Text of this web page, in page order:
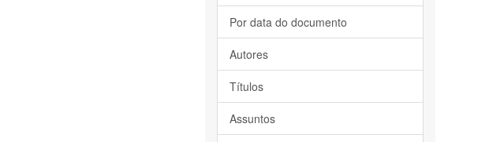
Por data do documento
Autores
Títulos
Assuntos